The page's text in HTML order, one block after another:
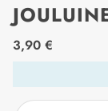
price_label
3,90 €